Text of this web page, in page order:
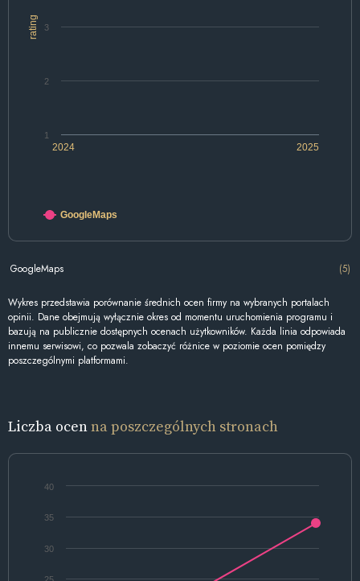
rating
2024 2025
1
2
3
GoogleMaps
GoogleMaps (5)
Wykres przedstawia porównanie średnich ocen firmy na wybranych portalach
opinii. Dane obejmują wyłącznie okres od momentu uruchomienia programu i
bazują na publicznie dostępnych ocenach użytkowników. Każda linia odpowiada
innemu serwisowi, co pozwala zobaczyć różnice w poziomie ocen pomiędzy
poszczególnymi platformami.
Liczba ocenna poszczególnych stronach
30
35
40